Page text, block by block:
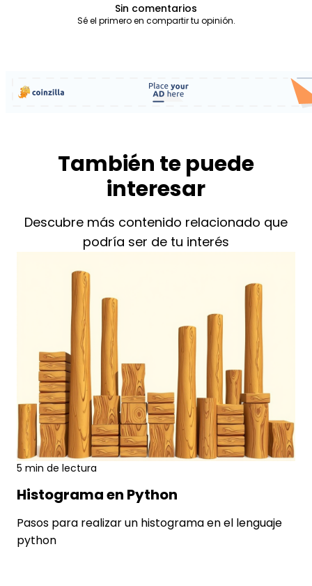
Sin comentarios
Sé el primero en compartir tu opinión.
También te puede
interesar
Descubre más contenido relacionado que
podría ser de tu interés
cienciadedatos
9 AGO., 2026
5 min de lectura
Histograma en Python
Pasos para realizar un histograma en el lenguaje
python